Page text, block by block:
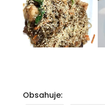
Obsahuje: